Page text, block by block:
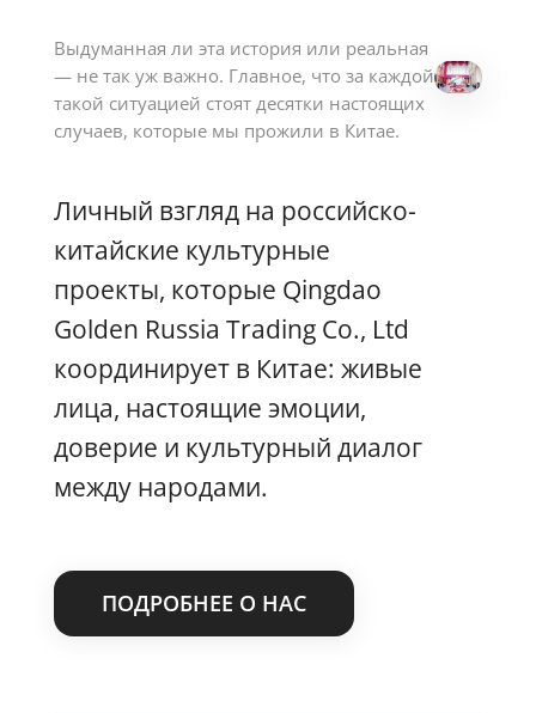
Выдуманная ли эта история или реальная
— не так уж важно. Главное, что за каждой
такой ситуацией стоят десятки настоящих
случаев, которые мы прожили в Китае.
Личный взгляд на российско-
китайские культурные
проекты, которые Qingdao
Golden Russia Trading Co., Ltd
координирует в Китае: живые
лица, настоящие эмоции,
доверие и культурный диалог
между народами.
ПОДРОБНЕЕ О НАС